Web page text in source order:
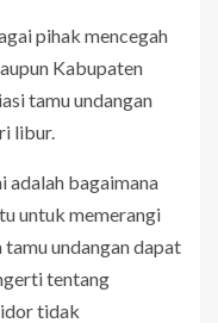
pihak mencegah
Kabupaten
tamu undangan
libur.
adalah bagaimana
untuk memerangi
undangan dapat
tentang
tidak